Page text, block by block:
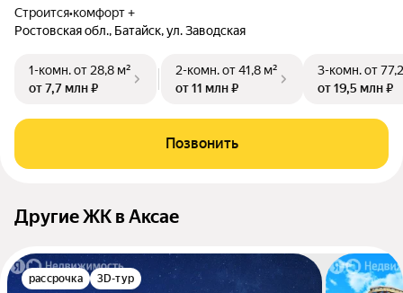
Строится•комфорт +
Ростовская обл., Батайск, ул. Заводская
1-комн.от 28,8 м²
от 7,7 млн ₽
2-комн.от 41,8 м²
от 11 млн ₽
3-комн.от
от 19,5 млн ₽
Позвонить
Другие ЖК в Аксае
рассрочка 3D-тур